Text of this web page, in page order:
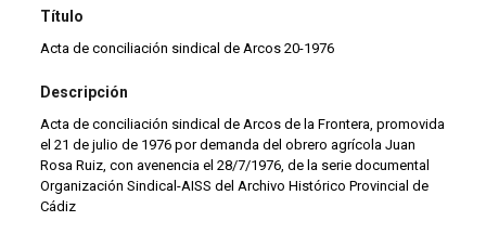
Título
Acta de conciliación sindical de Arcos 20-1976
Descripción
Acta de conciliación sindical de Arcos de la Frontera, promovida
el 21 de julio de 1976 por demanda del obrero agrícola Juan
Rosa Ruiz, con avenencia el 28/7/1976, de la serie documental
Organización Sindical-AISS del Archivo Histórico Provincial de
Cádiz